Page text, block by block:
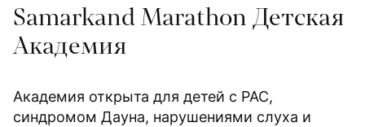
Samarkand Marathon Детская
Академия
Академия открыта для детей с РАС,
синдромом Дауна, нарушениями слуха и